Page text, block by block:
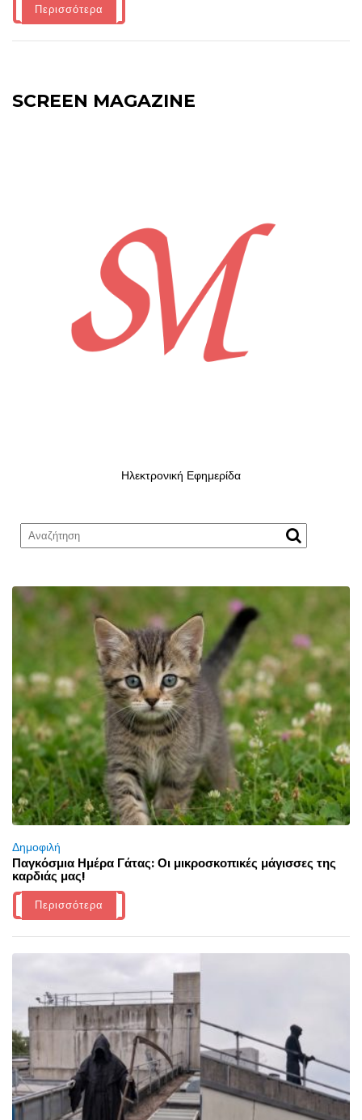
Περισσότερα
SCREEN MAGAZINE
Ηλεκτρονική Εφημερίδα
Δημοφιλή
Παγκόσμια Ημέρα Γάτας: Οι μικροσκοπικές μάγισσες της
καρδιάς μας!
Περισσότερα